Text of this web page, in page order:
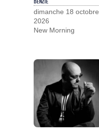
dimanche 18 octobre
2026
New Morning